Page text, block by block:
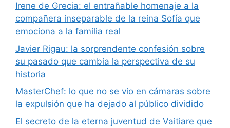
Irene de Grecia: el entrañable homenaje a la
compañera inseparable de la reina Sofía que
emociona a la familia real
Javier Rigau: la sorprendente confesión sobre
su pasado que cambia la perspectiva de su
historia
MasterChef: lo que no se vio en cámaras sobre
la expulsión que ha dejado al público dividido
El secreto de la eterna juventud de Vaitiare que